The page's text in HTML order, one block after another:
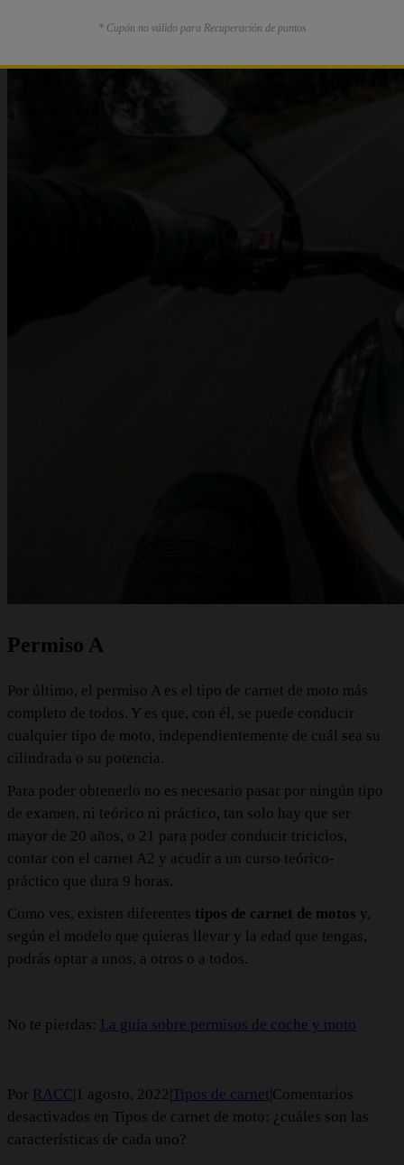
Permiso A
Por último, el permiso A es el tipo de carnet de moto más
completo de todos. Y es que, con él, se puede conducir
cualquier tipo de moto, independientemente de cuál sea su
cilindrada o su potencia.
Para poder obtenerlo no es necesario pasar por ningún tipo
de examen, ni teórico ni práctico, tan solo hay que ser
mayor de 20 años, o 21 para poder conducir triciclos,
contar con el carnet A2 y acudir a un curso teórico-
práctico que dura 9 horas.
Como ves, existen diferentes tipos de carnet de motos y,
según el modelo que quieras llevar y la edad que tengas,
podrás optar a unos, a otros o a todos.
No te pierdas: La guía sobre permisos de coche y moto
Por RACC 1 agosto, 2022 Tipos de carnet Comentarios
desactivados en Tipos de carnet de moto: ¿cuáles son las
características de cada uno?
* Cupón no válido para Recuperación de puntos